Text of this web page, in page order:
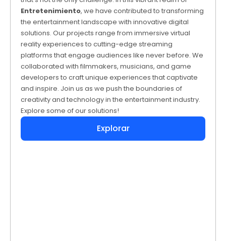
Entretenimiento, we have contributed to transforming
the entertainment landscape with innovative digital
solutions. Our projects range from immersive virtual
reality experiences to cutting-edge streaming
platforms that engage audiences like never before. We
collaborated with filmmakers, musicians, and game
developers to craft unique experiences that captivate
and inspire. Join us as we push the boundaries of
creativity and technology in the entertainment industry.
Explore some of our solutions!
Explorar